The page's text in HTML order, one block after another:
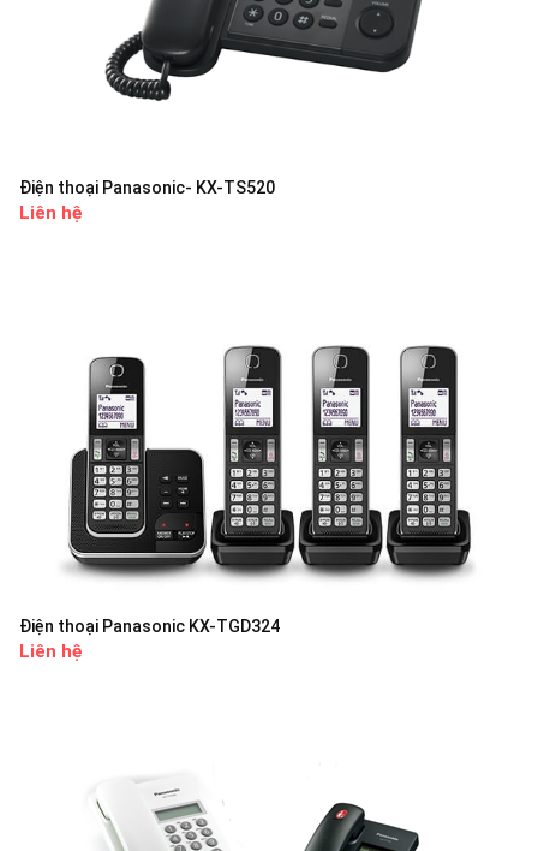
Điện thoại Panasonic- KX-TS520
Liên hệ
Điện thoại Panasonic KX-TGD324
Liên hệ